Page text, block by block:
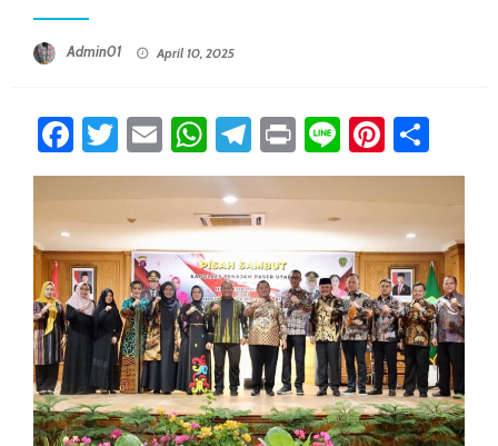
Admin01 April 10, 2025
Facebook
Twitter
EmailWhatsApp
Telegram
PrintLine